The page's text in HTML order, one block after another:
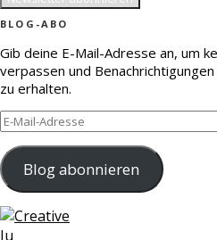
BLOG-ABO
Gib deine E-Mail-Adresse an, um
verpassen und
zu erhalten.
E-
Mail-
Adresse
Blog abonnieren